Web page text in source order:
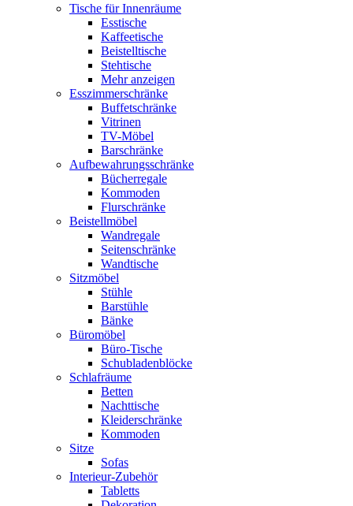
Tische für Innenräume
Esstische
Kaffeetische
Beistelltische
Stehtische
Mehr anzeigen
Esszimmerschränke
Buffetschränke
Vitrinen
TV-Möbel
Barschränke
Aufbewahrungsschränke
Bücherregale
Kommoden
Flurschränke
Beistellmöbel
Wandregale
Seitenschränke
Wandtische
Sitzmöbel
Stühle
Barstühle
Bänke
Büromöbel
Büro-Tische
Schubladenblöcke
Schlafräume
Betten
Nachttische
Kleiderschränke
Kommoden
Sitze
Sofas
Interieur-Zubehör
Tabletts